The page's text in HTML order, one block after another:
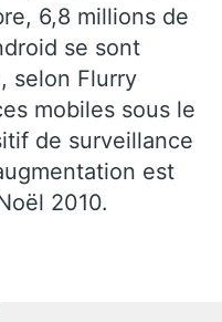
6,8 millions de
se sont
selon Flurry
mobiles sous le
de surveillance
est
2010.